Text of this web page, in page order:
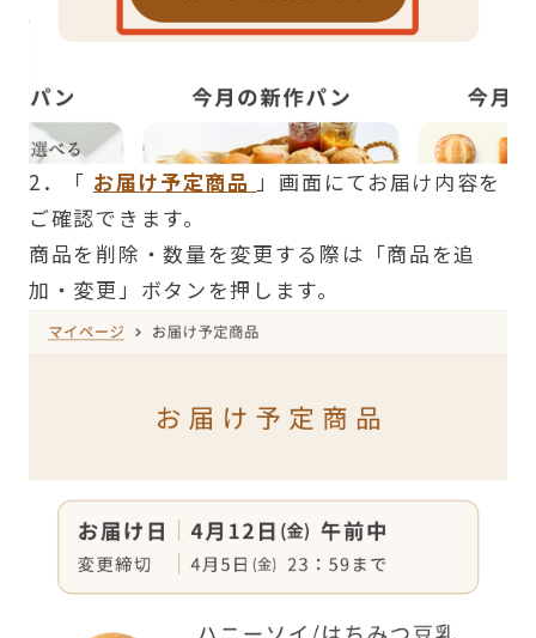
2．「 お届け予定商品 」画面にてお届け内容を
ご確認できます。
商品を削除・数量を変更する際は「商品を追
加・変更」ボタンを押します。